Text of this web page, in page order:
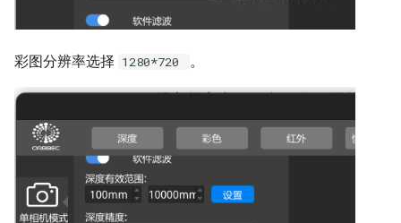
彩图分辨率选择 1280*720 。